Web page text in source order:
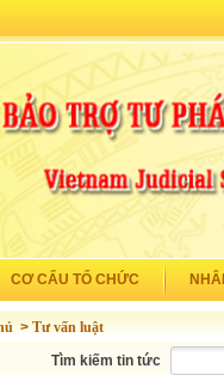
CƠ CẤU TỔ CHỨC
> Tư vấn luật
Tìm kiếm tin tức